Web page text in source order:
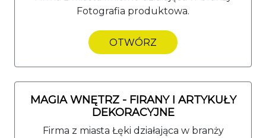
Fotografia produktowa.
OTWÓRZ
MAGIA WNĘTRZ - FIRANY I ARTYKUŁY
DEKORACYJNE
Firma z miasta Łęki działająca w branży